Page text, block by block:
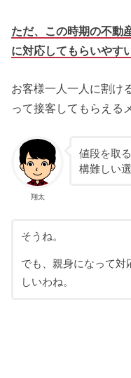
ただ、この時期の不動
に対応してもらいやす
お客様一人一人に割け
って接客してもらえる
翔太
値段を取
構難しい
そうね。
でも、親身になって対
しいわね。